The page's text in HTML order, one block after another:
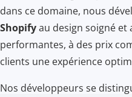
dans ce domaine, nous
Shopifyau design soigné
performantes, à des prix
clients une expérience
Nos développeurs se